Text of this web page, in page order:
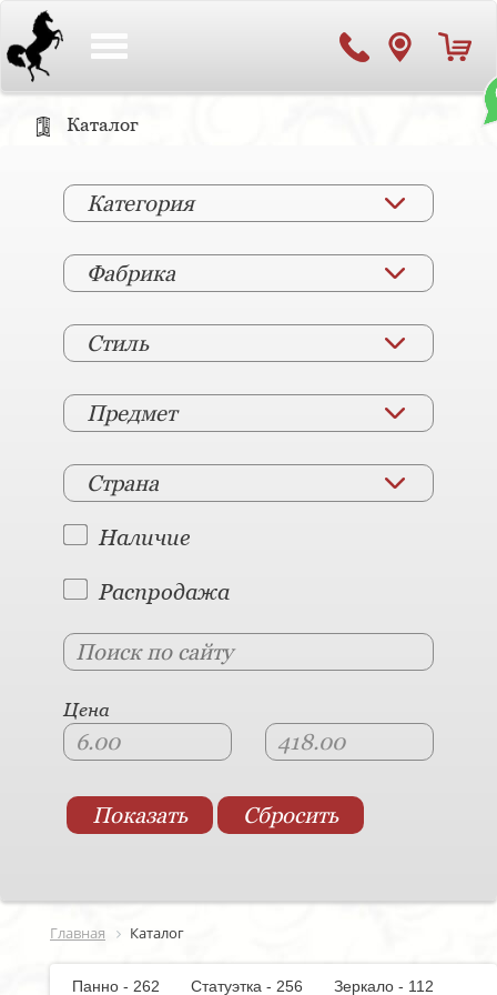
Каталог
Категория
Фабрика
Стиль
Предмет
Страна
Наличие
Распродажа
Цена
Главная Каталог
Панно - 262 Статуэтка - 256
Зеркало - 112